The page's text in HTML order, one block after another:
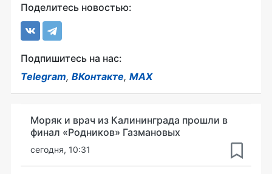
Поделитесь новостью:
Подпишитесь на нас:
Telegram, ВКонтакте, MAX
Моряк и врач из Калининграда прошли в
финал «Родников» Газмановых
сегодня, 10:31